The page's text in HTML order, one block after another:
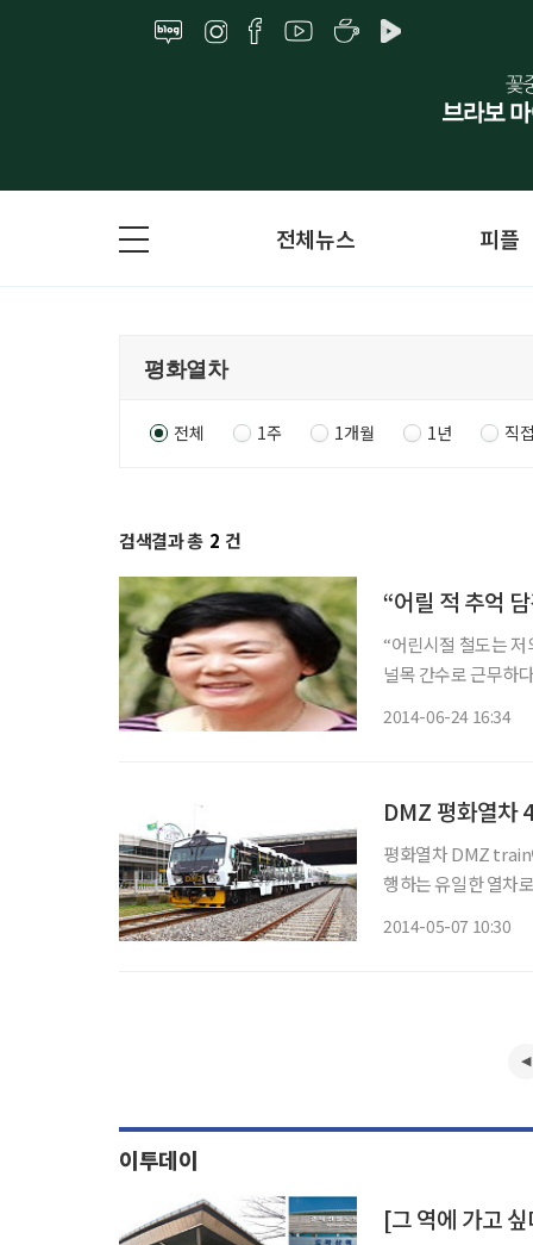
전체뉴스 피플
전체 1주 1개월 1년 직
검색결과 총 2 건
“어릴 적 추억
“어린시절 철도는
널목 간수로 근무하
2014-06-24 16:34
DMZ 평화열차
평화열차 DMZ train이 4일부터 운
행하는 유일한 열차
2014-05-07 10:30
이투데이
[그 역에 가고